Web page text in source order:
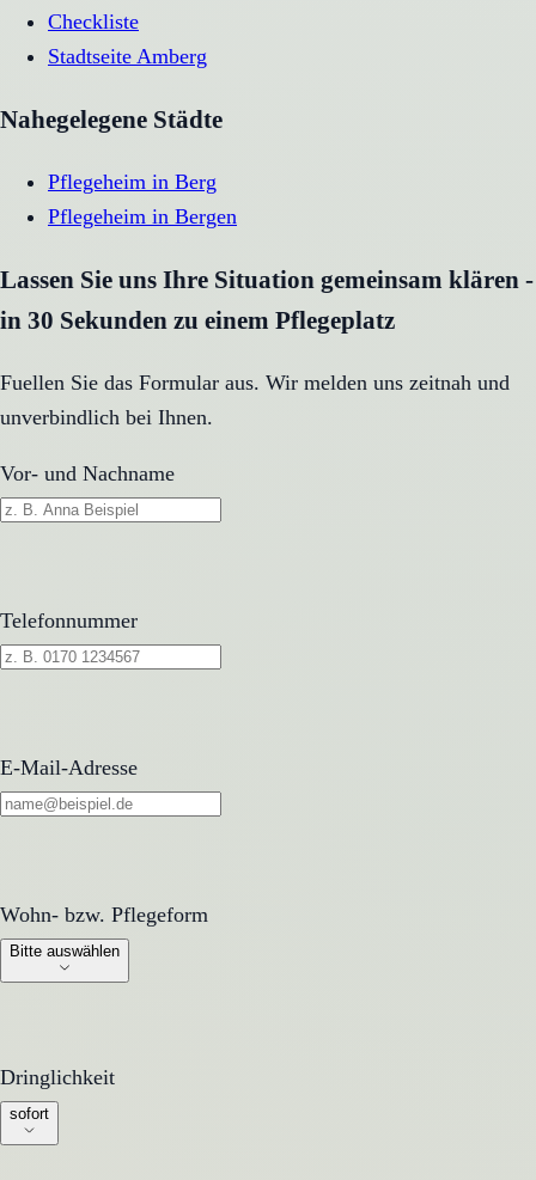
Checkliste
Stadtseite Amberg
Nahegelegene Städte
Pflegeheim in Berg
Pflegeheim in Bergen
Lassen Sie uns Ihre Situation gemeinsam klären -
in 30 Sekunden zu einem Pflegeplatz
Fuellen Sie das Formular aus. Wir melden uns zeitnah und
unverbindlich bei Ihnen.
Vor- und Nachname
Telefonnummer
E-Mail-Adresse
Wohn- bzw. Pflegeform
Wohn- bzw. Pflegeform
Bitte auswählen
Dringlichkeit
Dringlichkeit
sofort